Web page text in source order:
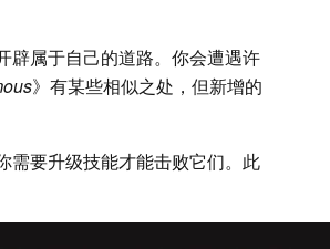
辟属于自己的道路。你会遭遇许
》有某些相似之处，但新增的
需要升级技能才能击败它们。此